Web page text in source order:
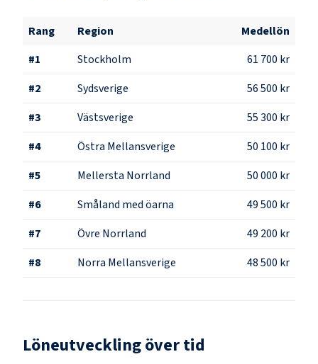
Rang Region
Medellön
#1 Stockholm
61 700 kr
#2 Sydsverige
56 500 kr
#3 Västsverige
55 300 kr
#4 Östra Mellansverige
50 100 kr
#5 Mellersta Norrland
50 000 kr
#6 Småland med öarna
49 500 kr
#7 Övre Norrland
49 200 kr
#8 Norra Mellansverige 48 500 kr
Löneutveckling över tid